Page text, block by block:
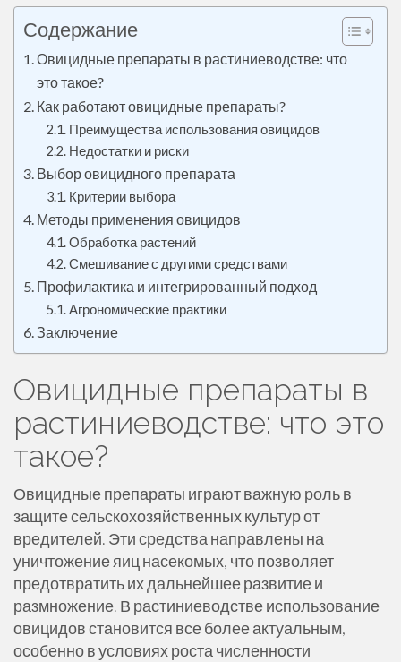
Содержание
Овицидные препараты в растиниеводстве: что
это такое?
Как работают овицидные препараты?
Преимущества использования овицидов
Недостатки и риски
Выбор овицидного препарата
Критерии выбора
Методы применения овицидов
Обработка растений
Смешивание с другими средствами
Профилактика и интегрированный подход
Агрономические практики
Заключение
Овицидные препараты в
растиниеводстве: что это
такое?
Овицидные препараты играют важную роль в
защите сельскохозяйственных культур от
вредителей. Эти средства направлены на
уничтожение яиц насекомых, что позволяет
предотвратить их дальнейшее развитие и
размножение. В растиниеводстве использование
овицидов становится все более актуальным,
особенно в условиях роста численности